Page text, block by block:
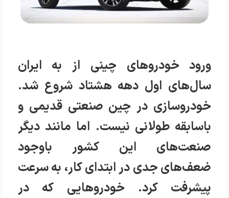
ورود خودروهای چینی از به ایران
سال‌های اول دهه هشتاد شروع شد.
خودروسازی در چین صنعتی قدیمی و
باسابقه طولانی نیست. اما مانند دیگر
صنعت‌های این کشور باوجود
ضعف‌های جدی در ابتدای کار، به سرعت
پیشرفت کرد. خودروهایی که در